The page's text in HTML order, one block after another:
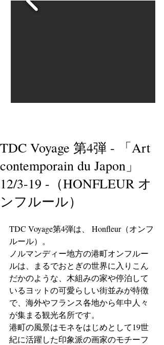
TDC Voyage 第4弾 - 「Art
contemporain du Japon」
12/3-19 -（HONFLEUR オ
ンフルール）
TDC Voyage第4弾は、 Honfleur（オンフ
ルール）。
ノルマンディー地方の港町オンフルー
ルは、まるでおとぎの世界に入りこん
だかのような、木組みの家や停泊して
いるヨットの可愛らしい街並みが特徴
で、海外やフランス各地から年中人々
が集まる観光名所です。
港町の風景はモネをはじめとして19世
紀に活躍した印象派の画家のモチーフ